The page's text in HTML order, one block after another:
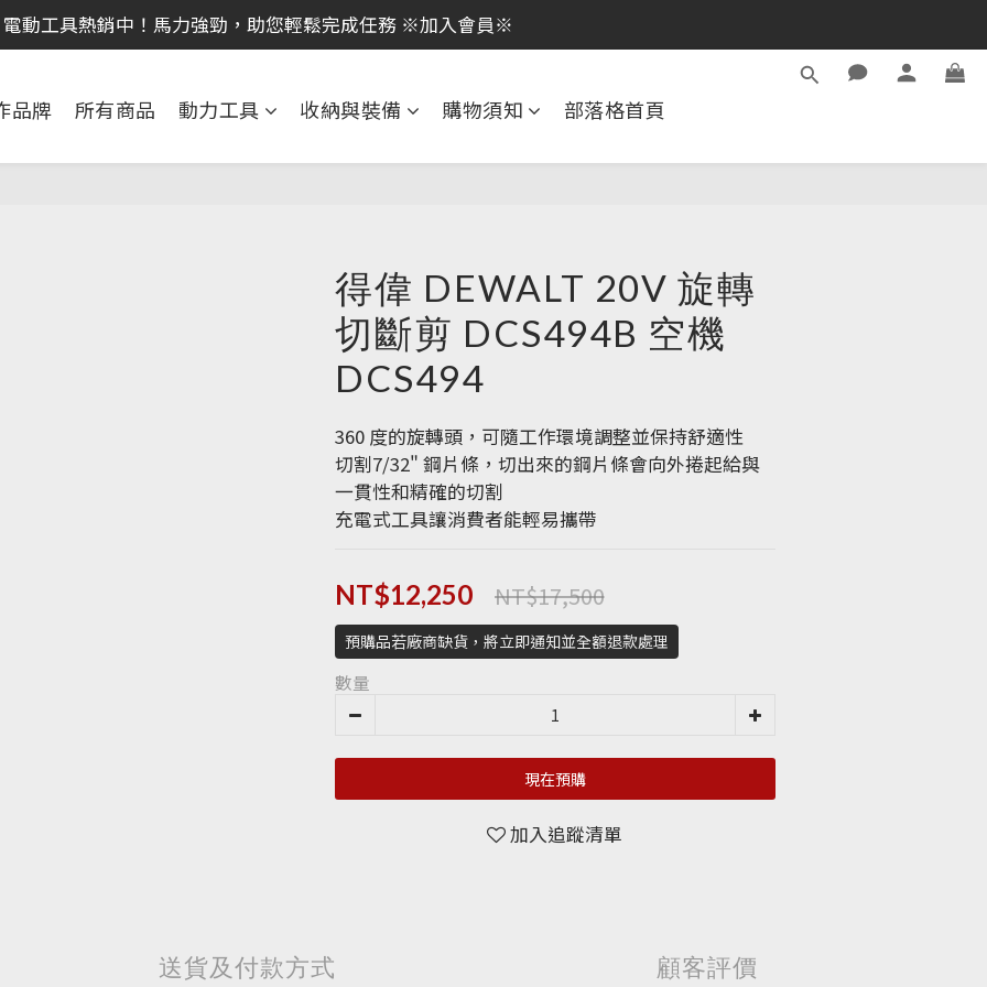
全館消費滿 NT$599 即享免運費，工具補貨趁現在！立即逛活動商品
動工具熱銷中！馬力強勁，助您輕鬆完成任務 ※加入會員※
品牌 所有商品 動力工具 收納與裝備 購物須知 部落格首頁
得偉 DEWALT 20V 旋轉
切斷剪 DCS494B 空機
DCS494
360 度的旋轉頭，可隨工作環境調整並保持舒適性
切割7/32" 鋼片條，切出來的鋼片條會向外捲起給與
一貫性和精確的切割
充電式工具讓消費者能輕易攜帶
NT$12,250 NT$17,500
預購品若廠商缺貨，將立即通知並全額退款處理
數量
現在預購
加入追蹤清單
送貨及付款方式 顧客評價